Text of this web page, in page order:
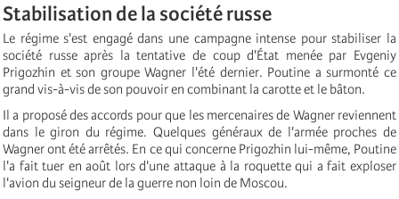
Stabilisation de la société russe
Le régime s'est engagé dans une campagne intense pour stabiliser la
société russe après la tentative de coup d'État menée par Evgeniy
Prigozhin et son groupe Wagner l'été dernier. Poutine a surmonté ce
grand vis-à-vis de son pouvoir en combinant la carotte et le bâton.
Il a proposé des accords pour que les mercenaires de Wagner reviennent
dans le giron du régime. Quelques généraux de l'armée proches de
Wagner ont été arrêtés. En ce qui concerne Prigozhin lui-même, Poutine
l'a fait tuer en août lors d'une attaque à la roquette qui a fait exploser
l'avion du seigneur de la guerre non loin de Moscou.